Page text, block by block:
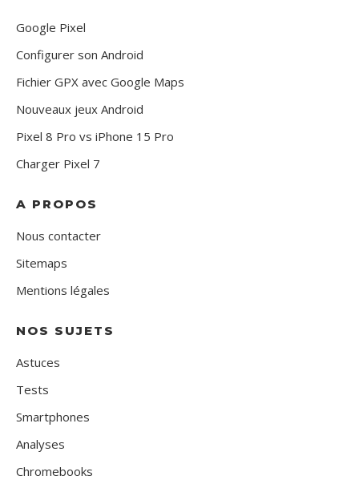
Google Pixel
Configurer son Android
Fichier GPX avec Google Maps
Nouveaux jeux Android
Pixel 8 Pro vs iPhone 15 Pro
Charger Pixel 7
A PROPOS
Nous contacter
Sitemaps
Mentions légales
NOS SUJETS
Astuces
Tests
Smartphones
Analyses
Chromebooks